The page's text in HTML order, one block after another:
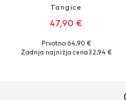
Tangice
47,90 €
+ 1
Na voljo v različnih velikostih
Prvotno: 64,90 €
Zadnja najnižja cena32,94 €